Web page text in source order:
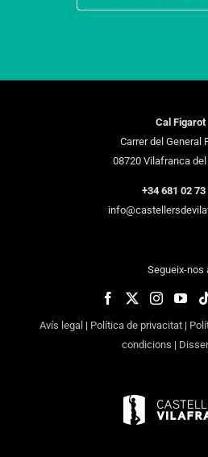
Cal Figarot
Carrer del General
08720 Vilafranca
+34 681 02 73
Segueix-nos
Avís legal| Política de privacitat|
condicions |